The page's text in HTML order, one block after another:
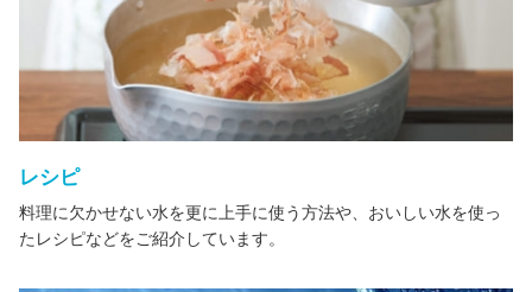
レシピ
料理に欠かせない水を更に上手に使う方法や、おいしい水を使っ
たレシピなどをご紹介しています。